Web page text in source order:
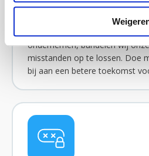
bedrijven. Ons doel is om op
rechten van mensen die
ondernemen, bundelen wij
misstanden op te lossen. Doe
bij aan een betere toekomst